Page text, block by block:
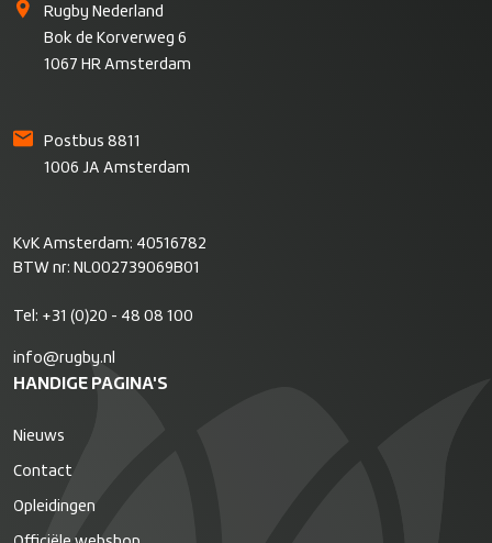
Rugby Nederland
Bok de Korverweg 6
1067 HR Amsterdam
Postbus 8811
1006 JA Amsterdam
KvK Amsterdam: 40516782
BTW nr: NL002739069B01
Tel: +31 (0)20 - 48 08 100
info@rugby.nl
HANDIGE PAGINA'S
Nieuws
Contact
Opleidingen